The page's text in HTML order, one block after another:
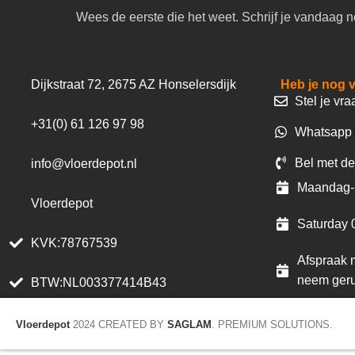
Wees de eerste die het weet. Schrijf je vandaag
Dijkstraat 72, 2675 AZ Honselersdijk
+31(0) 61 126 97 98
info@vloerdepot.nl
Vloerdepot
KVK:78767539
BTW:NL003377414B43
Heb je nog
Stel je
Bel met
Saturday
Afspraak
neem
Vloerdepot 2024 CREATED BY SAGLAM . PREMIUM SOLUTIONS.